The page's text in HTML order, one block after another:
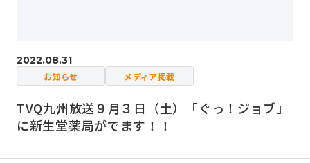
2022.08.31
お知らせ メディア掲載
TVQ九州放送９月３日（土）「ぐっ！ジョブ」
に新生堂薬局がでます！！